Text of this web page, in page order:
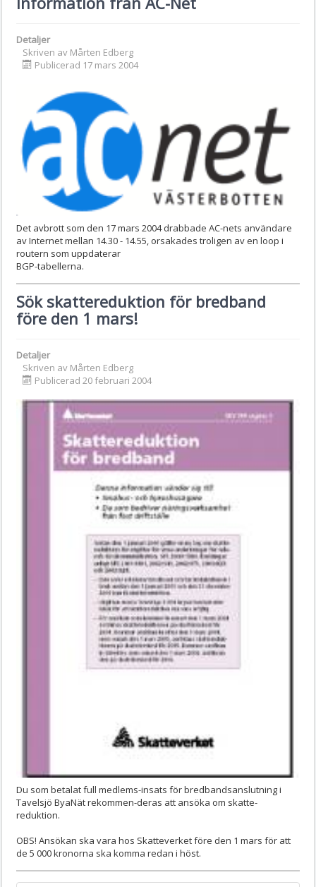
Detaljer
Skriven av Mårten Edberg
Publicerad 17 mars 2004
Det avbrott som den 17 mars 2004 drabbade AC-nets användare
av Internet mellan 14.30 - 14.55, orsakades troligen av en loop i
routern som uppdaterar
BGP-tabellerna.
Sök skattereduktion för bredband
före den 1 mars!
Detaljer
Skriven av Mårten Edberg
Publicerad 20 februari 2004
Du som betalat full medlems-insats för bredbandsanslutning i
Tavelsjö ByaNät rekommen-deras att ansöka om skatte-
reduktion.
OBS! Ansökan ska vara hos Skatteverket före den 1 mars för att
de 5 000 kronorna ska komma redan i höst.